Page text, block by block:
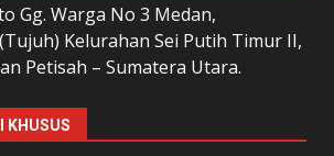
Gg. Warga No 3 Medan,
Kelurahan Sei Putih Timur II,
Petisah – Sumatera Utara.
KHUSUS